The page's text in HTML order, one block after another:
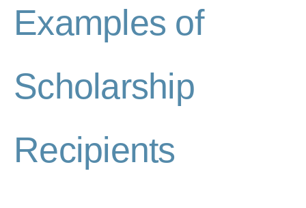
Examples of
Scholarship
Recipients